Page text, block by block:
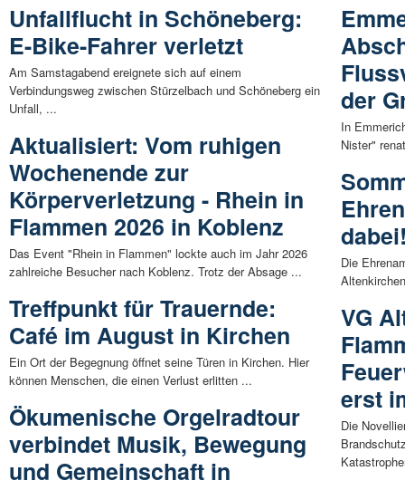
Unfallflucht in Schöneberg:
E-Bike-Fahrer verletzt
Am Samstagabend ereignete sich auf einem
Verbindungsweg zwischen Stürzelbach und Schöneberg ein
Unfall, ...
Aktualisiert: Vom ruhigen
Wochenende zur
Körperverletzung - Rhein in
Flammen 2026 in Koblenz
Das Event "Rhein in Flammen" lockte auch im Jahr 2026
zahlreiche Besucher nach Koblenz. Trotz der Absage ...
Treffpunkt für Trauernde:
Café im August in Kirchen
Ein Ort der Begegnung öffnet seine Türen in Kirchen. Hier
können Menschen, die einen Verlust erlitten ...
Ökumenische Orgelradtour
verbindet Musik, Bewegung
und Gemeinschaft in
der
In
Nister"
Die
VG
erst
Die